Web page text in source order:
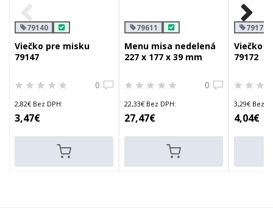
79140
Viečko pre misku
79147
0
2,82€ Bez DPH:
3,47€
79611
Menu misa nedelená
227 x 177 x 39 mm
0
22,33€ Bez DPH:
27,47€
79170
Viečko
79172
3,29€ Bez
4,04€